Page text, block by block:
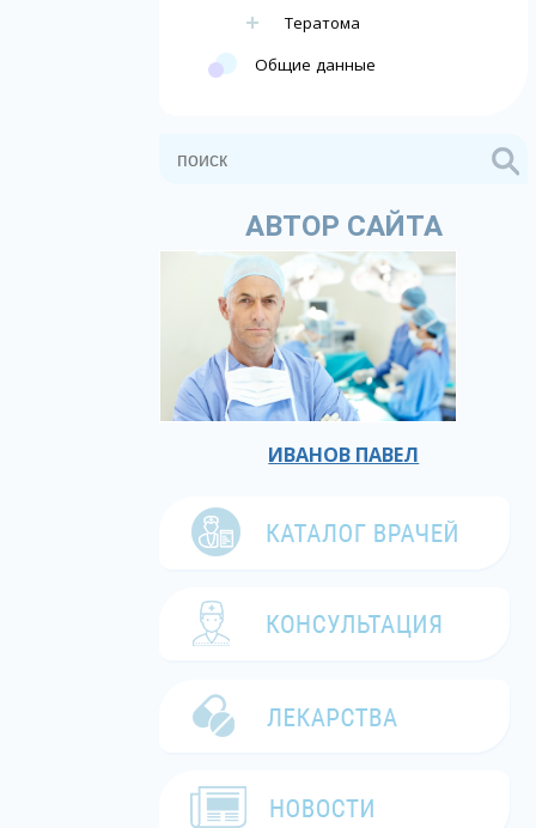
Тератома
Общие данные
АВТОР САЙТА
ИВАНОВ ПАВЕЛ